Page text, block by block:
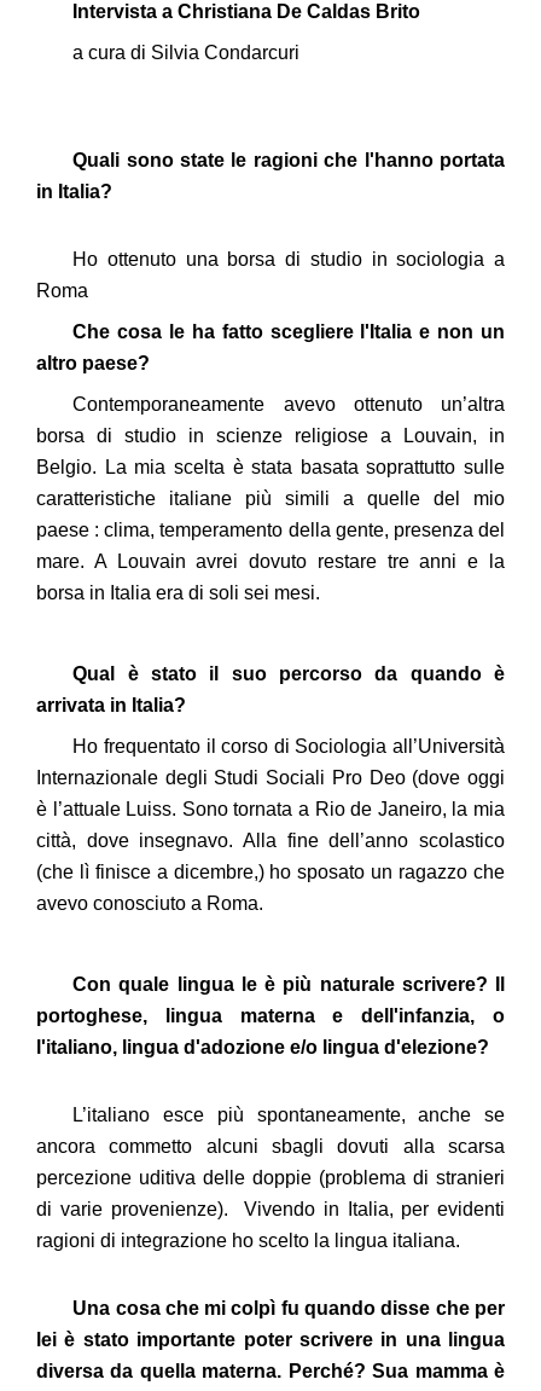
Intervista a Christiana De Caldas Brito
a cura di Silvia Condarcuri
Quali sono state le ragioni che l'hanno portata
in Italia?
Ho ottenuto una borsa di studio in sociologia a
Roma
Che cosa le ha fatto scegliere l'Italia e non un
altro paese?
Contemporaneamente avevo ottenuto un’altra
borsa di studio in scienze religiose a Louvain, in
Belgio. La mia scelta è stata basata soprattutto sulle
caratteristiche italiane più simili a quelle del mio
paese : clima, temperamento della gente, presenza del
mare. A Louvain avrei dovuto restare tre anni e la
borsa in Italia era di soli sei mesi.
Qual è stato il suo percorso da quando è
arrivata in Italia?
Ho frequentato il corso di Sociologia all’Università
Internazionale degli Studi Sociali Pro Deo (dove oggi
è l’attuale Luiss. Sono tornata a Rio de Janeiro, la mia
città, dove insegnavo. Alla fine dell’anno scolastico
(che lì finisce a dicembre,) ho sposato un ragazzo che
avevo conosciuto a Roma.
Con quale lingua le è più naturale scrivere? Il
portoghese, lingua materna e dell'infanzia, o
l'italiano, lingua d'adozione e/o lingua d'elezione?
L’italiano esce più spontaneamente, anche se
ancora commetto alcuni sbagli dovuti alla scarsa
percezione uditiva delle doppie (problema di stranieri
di varie provenienze). Vivendo in Italia, per evidenti
ragioni di integrazione ho scelto la lingua italiana.
Una cosa che mi colpì fu quando disse che per
lei è stato importante poter scrivere in una lingua
diversa da quella materna. Perché? Sua mamma è